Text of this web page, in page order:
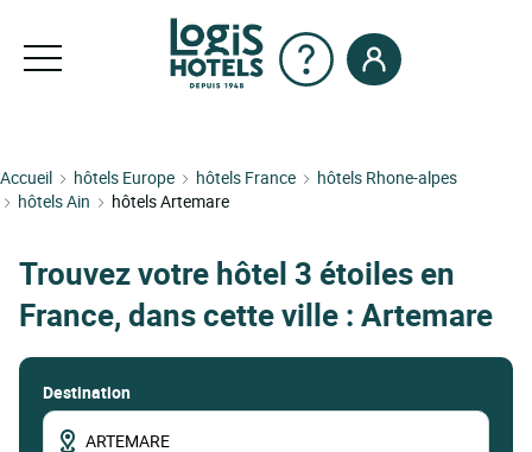
Accueil hôtels Europe hôtels France
hôtels Rhone-alpes
hôtels Ain
hôtels Artemare
Trouvez votre hôtel 3 étoiles en
France, dans cette ville : Artemare
Destination